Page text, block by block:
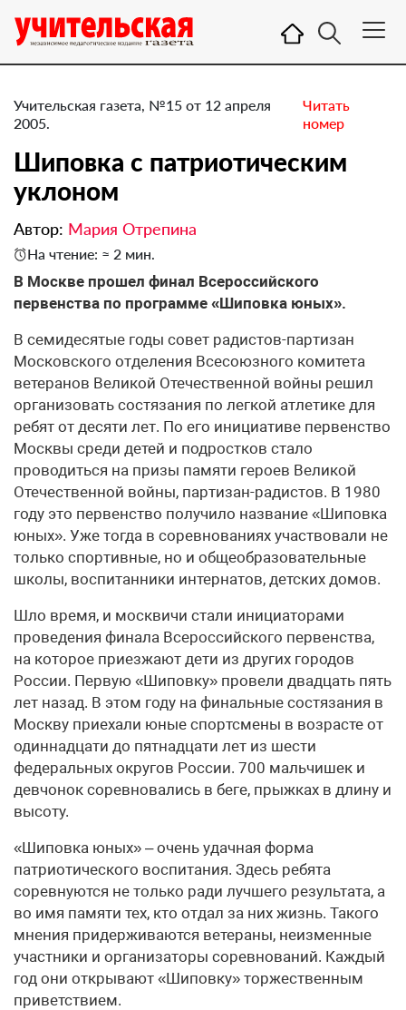
Учительская газета, №15 от 12 апреля
2005.
Читать
номер
Шиповка с патриотическим
уклоном
Автор: Мария Отрепина
На чтение: ≈ 2 мин.
В Москве прошел финал Всероссийского
первенства по программе «Шиповка юных».
В семидесятые годы совет радистов-партизан
Московского отделения Всесоюзного комитета
ветеранов Великой Отечественной войны решил
организовать состязания по легкой атлетике для
ребят от десяти лет. По его инициативе первенство
Москвы среди детей и подростков стало
проводиться на призы памяти героев Великой
Отечественной войны, партизан-радистов. В 1980
году это первенство получило название «Шиповка
юных». Уже тогда в соревнованиях участвовали не
только спортивные, но и общеобразовательные
школы, воспитанники интернатов, детских домов.
Шло время, и москвичи стали инициаторами
проведения финала Всероссийского первенства,
на которое приезжают дети из других городов
России. Первую «Шиповку» провели двадцать пять
лет назад. В этом году на финальные состязания в
Москву приехали юные спортсмены в возрасте от
одиннадцати до пятнадцати лет из шести
федеральных округов России. 700 мальчишек и
девчонок соревновались в беге, прыжках в длину и
высоту.
«Шиповка юных» – очень удачная форма
патриотического воспитания. Здесь ребята
соревнуются не только ради лучшего результата, а
во имя памяти тех, кто отдал за них жизнь. Такого
мнения придерживаются ветераны, неизменные
участники и организаторы соревнований. Каждый
год они открывают «Шиповку» торжественным
приветствием.